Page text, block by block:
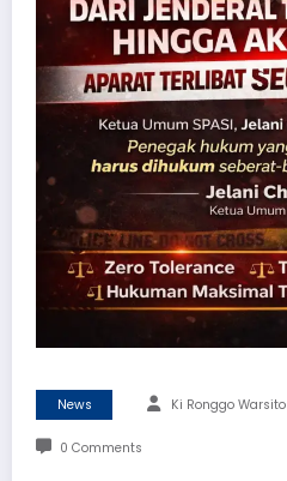
News Ki Ronggo Warsito
0 Comments